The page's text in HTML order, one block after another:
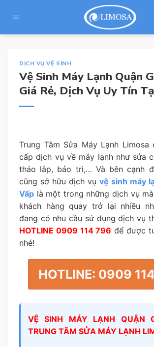
DỊCH VỤ VỆ SINH
Vệ Sinh Máy Lạnh Quận
Giá Rẻ, Dịch Vụ Uy Tín
Trung Tâm Sửa Máy Lạnh Limosa
cấp dịch vụ về máy lạnh như sửa
tháo lắp, bảo trì,… Và bên cạnh
cũng sở hữu dịch vụ vệ sinh máy
Vấp là một trong những dịch vụ
khách hàng quay trở lại nhiều
đang có nhu cầu sử dụng dịch vụ
HOTLINE 0909 114 796 để được
nhé!
HOTLINE: 0909
VỆ SINH MÁY LẠNH QUẬN
TRUNG TÂM SỬA MÁY LẠNH